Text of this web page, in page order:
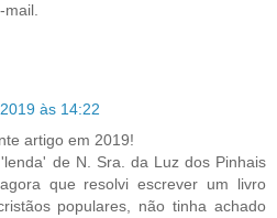
mail.
às 14:22
artigo em 2019!
de N. Sra. da Luz dos Pinhais
que resolvi escrever um livro
populares, não tinha achado